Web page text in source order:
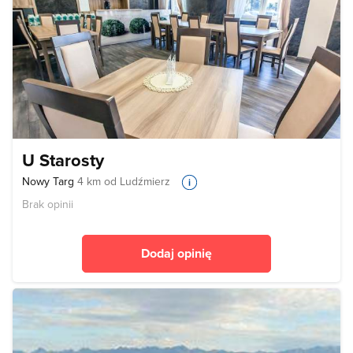
U Starosty
Nowy Targ 4 km od Ludźmierz
Brak opinii
Dodaj opinię